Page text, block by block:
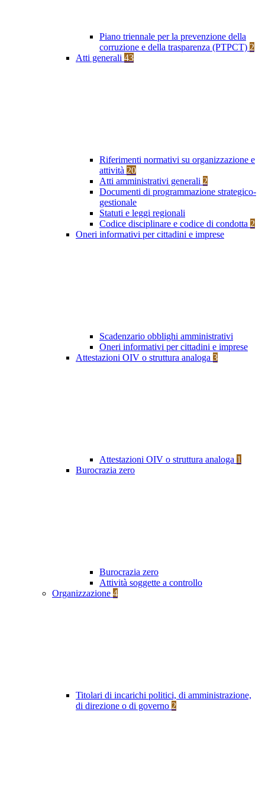
Piano triennale per la prevenzione della
corruzione e della trasparenza (PTPCT) 2
Atti generali 43
Riferimenti normativi su organizzazione e
attività 20
Atti amministrativi generali 2
Documenti di programmazione strategico-
gestionale
Statuti e leggi regionali
Codice disciplinare e codice di condotta 2
Oneri informativi per cittadini e imprese
Scadenzario obblighi amministrativi
Oneri informativi per cittadini e imprese
Attestazioni OIV o struttura analoga 3
Attestazioni OIV o struttura analoga 1
Burocrazia zero
Burocrazia zero
Attività soggette a controllo
Organizzazione 4
Titolari di incarichi politici, di amministrazione,
di direzione o di governo 2